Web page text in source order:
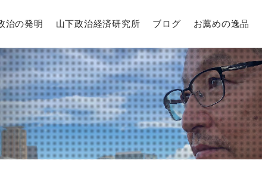
治の発明 山下政治経済研究所 ブログ お薦めの逸品